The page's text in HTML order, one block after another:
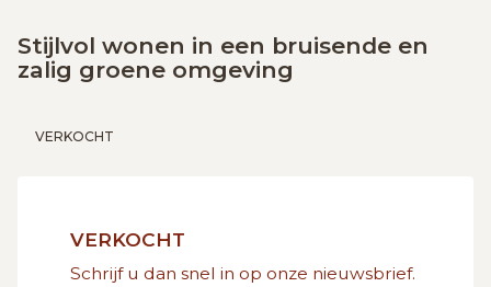
Stijlvol wonen in een bruisende en
zalig groene omgeving
VERKOCHT
VERKOCHT
Schrijf u dan snel in op onze nieuwsbrief.